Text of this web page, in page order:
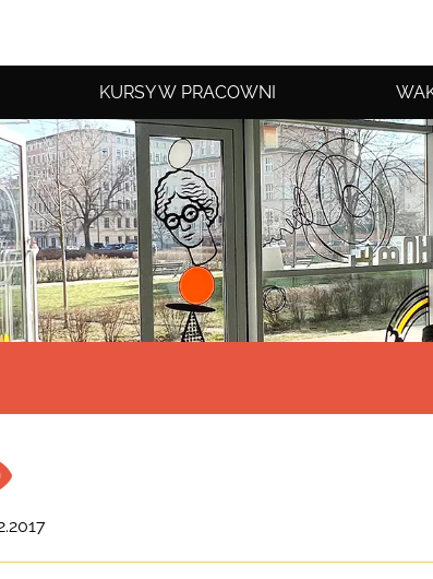
KURSY W PRACOWNI